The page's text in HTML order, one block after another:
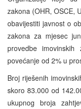
zakona (OHR, OSCE,
obavijestiti javnost o
zakona za mjesec
provedbe
povećanje od 2% u
Broj riješenih
skoro 83.000 od
ukupnog broja